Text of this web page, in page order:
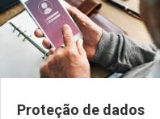
Proteção de dados